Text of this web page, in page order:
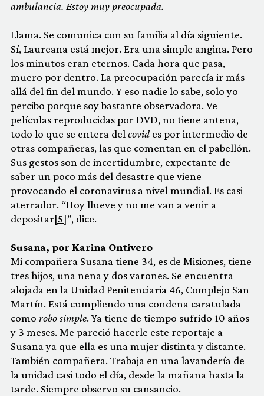
ambulancia. Estoy muy preocupada.
Llama. Se comunica con su familia al día siguiente.
Sí, Laureana está mejor. Era una simple angina. Pero
los minutos eran eternos. Cada hora que pasa,
muero por dentro. La preocupación parecía ir más
allá del fin del mundo. Y eso nadie lo sabe, solo yo
percibo porque soy bastante observadora. Ve
películas reproducidas por DVD, no tiene antena,
todo lo que se entera delcovides por intermedio de
otras compañeras, las que comentan en el pabellón.
Sus gestos son de incertidumbre, expectante de
saber un poco más del desastre que viene
provocando el coronavirus a nivel mundial. Es casi
aterrador. “Hoy llueve y no me van a venir a
depositar[5]”, dice.
Susana, por Karina Ontivero
Mi compañera Susana tiene 34, es de Misiones, tiene
tres hijos, una nena y dos varones. Se encuentra
alojada en la Unidad Penitenciaria 46, Complejo San
Martín. Está cumpliendo una condena caratulada
como robo simple. Ya tiene de tiempo sufrido 10 años
y 3 meses. Me pareció hacerle este reportaje a
Susana ya que ella es una mujer distinta y distante.
También compañera. Trabaja en una lavandería de
la unidad casi todo el día, desde la mañana hasta la
tarde. Siempre observo su cansancio.